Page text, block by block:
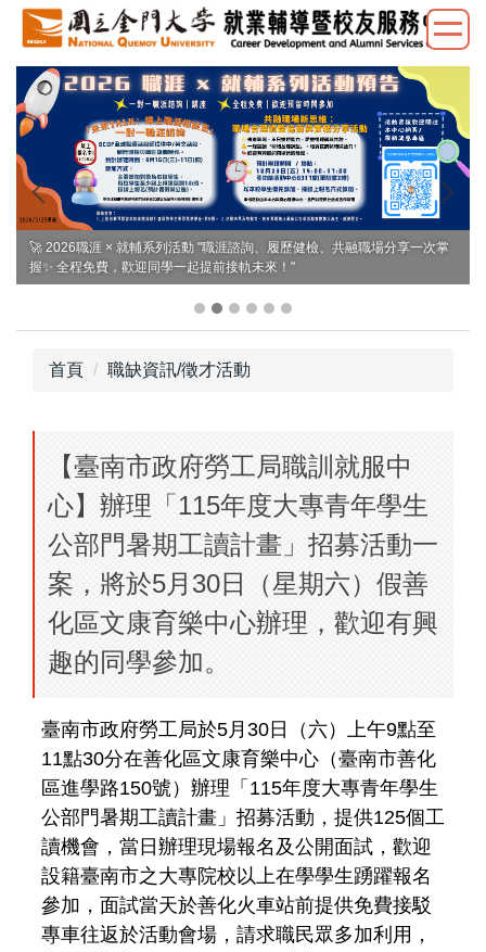
跳
到
主
要
內
區
🚀 2026職涯 × 就輔系列活動 "職涯諮詢、履歷健檢、共融職場分享一次掌
握✨ 全程免費，歡迎同學一起提前接軌未來！"
首頁 職缺資訊/徵才活動
【臺南市政府勞工局職訓就服中
心】辦理「115年度大專青年學生
公部門暑期工讀計畫」招募活動一
案，將於5月30日（星期六）假善
化區文康育樂中心辦理，歡迎有興
趣的同學參加。
臺南市政府勞工局於5月 30 日 （ 六） 上午9點至
11點30分在善化 區文康育樂中心 （臺南市善化
區進學路150號） 辦理 「 115年度大專青年學生
公部門暑期工讀計畫 」 招募活動 ， 提供125個工
讀機會 ， 當 日 辦理現場報名 及公開面試 ， 歡迎
設籍臺南市之 大專院校以上在學學生踴躍報名
參加 ， 面試當天於善化火車站前提供免費接駁
專車往返於活動會場 ， 請求職民眾多加利 用 ，